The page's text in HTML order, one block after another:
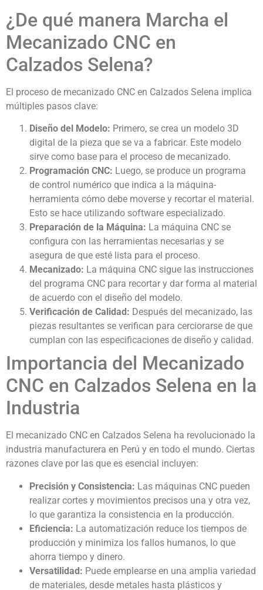
¿De qué manera Marcha el
Mecanizado CNC en
Calzados Selena?
El proceso de mecanizado CNC en Calzados Selena implica
múltiples pasos clave:
Diseño del Modelo: Primero, se crea un modelo 3D
digital de la pieza que se va a fabricar. Este modelo
sirve como base para el proceso de mecanizado.
Programación CNC: Luego, se produce un programa
de control numérico que indica a la máquina-
herramienta cómo debe moverse y recortar el material.
Esto se hace utilizando software especializado.
Preparación de la Máquina: La máquina CNC se
configura con las herramientas necesarias y se
asegura de que esté lista para el proceso.
Mecanizado: La máquina CNC sigue las instrucciones
del programa CNC para recortar y dar forma al material
de acuerdo con el diseño del modelo.
Verificación de Calidad: Después del mecanizado, las
piezas resultantes se verifican para cerciorarse de que
cumplan con las especificaciones de diseño y calidad.
Importancia del Mecanizado
CNC en Calzados Selena en la
Industria
El mecanizado CNC en Calzados Selena ha revolucionado la
industria manufacturera en Perú y en todo el mundo. Ciertas
razones clave por las que es esencial incluyen:
Precisión y Consistencia: Las máquinas CNC pueden
realizar cortes y movimientos precisos una y otra vez,
lo que garantiza la consistencia en la producción.
Eficiencia: La automatización reduce los tiempos de
producción y minimiza los fallos humanos, lo que
ahorra tiempo y dinero.
Versatilidad: Puede emplearse en una amplia variedad
de materiales, desde metales hasta plásticos y